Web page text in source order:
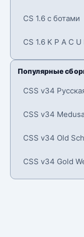
CS 1.6 с ботами
CS 1.6 K P A C U
Популярные
CSS v34
CSS v34
CSS v34 Old
CSS v34 Gold